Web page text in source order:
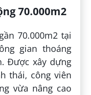
70.000m2
70.000m2 tại
gian thoáng
Được xây dựng
thái, công viên
vừa nâng cao